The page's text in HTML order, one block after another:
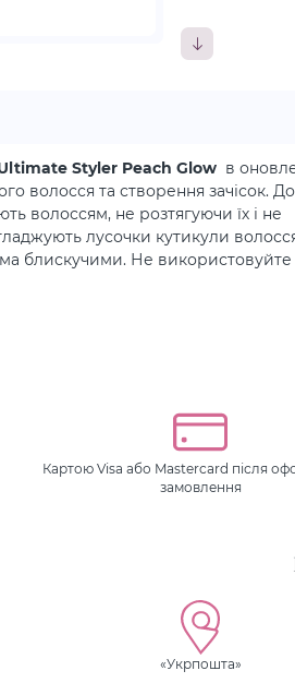
Styler Peach Glow в
волосся та створення зачісок.
волоссям, не розтягуючи їх і не
лусочки кутикули
блискучими. Не використовуйте
Картою Visa або Mastercard після
замовлення
«Укрпошта»